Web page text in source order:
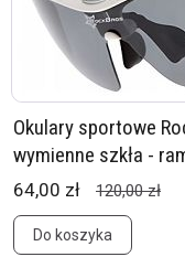
Okulary sportowe
wymienne szkła -
64,00 zł 120,00 zł
Do koszyka